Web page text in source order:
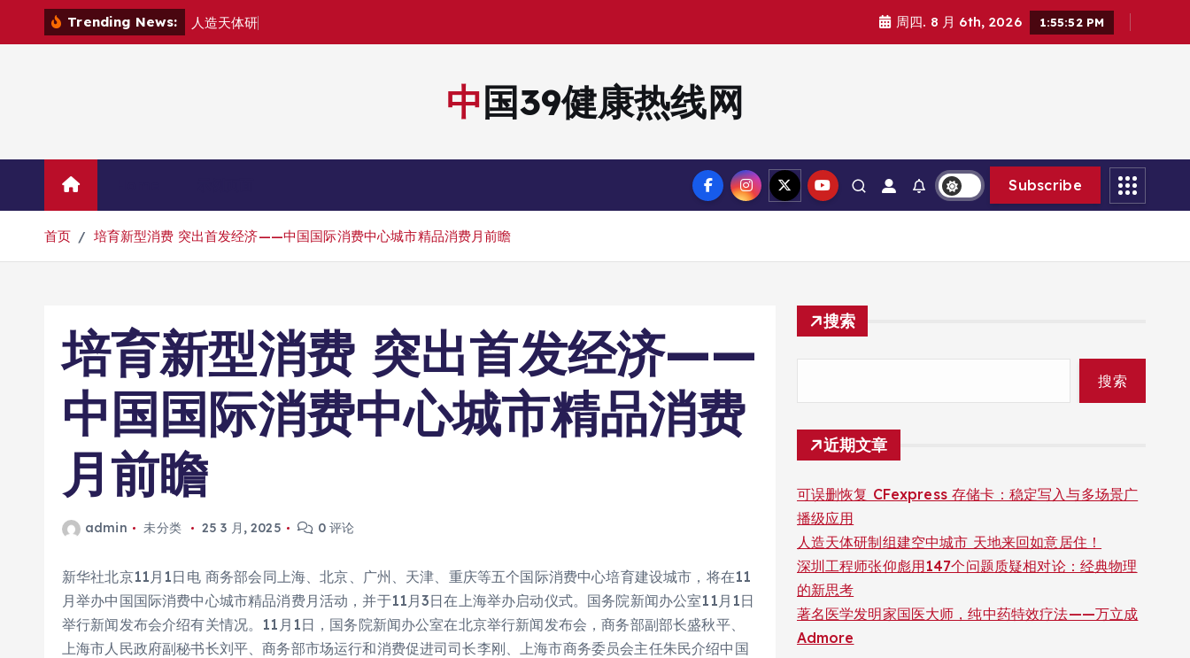
Trending News: 人造天体研 周四. 8 月 6th, 2026 1:55:52 PM
中国39健康热线网
Subscribe
首页 培育新型消费 突出首发经济——中国国际消费中心城市精品消费月前瞻
培育新型消费 突出首发经济——
中国国际消费中心城市精品消费
月前瞻
admin 未分类 25 3 月, 2025 0 评论
新华社北京11月1日电 商务部会同上海、北京、广州、天津、重庆等五个国际消费中心培育建设城市，将在11
月举办中国国际消费中心城市精品消费月活动，并于11月3日在上海举办启动仪式。国务院新闻办公室11月1日
举行新闻发布会介绍有关情况。11月1日，国务院新闻办公室在北京举行新闻发布会，商务部副部长盛秋平、
上海市人民政府副秘书长刘平、商务部市场运行和消费促进司司长李刚、上海市商务委员会主任朱民介绍中国
搜索
搜索
近期文章
可误删恢复 CFexpress 存储卡：稳定写入与多场景广
播级应用
人造天体研制组建空中城市 天地来回如意居住！
深圳工程师张仰彪用147个问题质疑相对论：经典物理
的新思考
著名医学发明家国医大师，纯中药特效疗法——万立成
Admore